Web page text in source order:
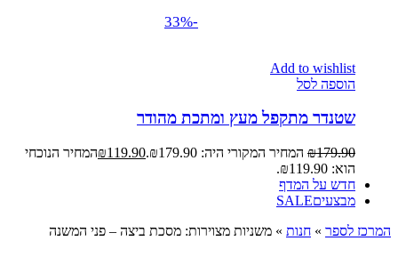
-33%
Add to wishlist
הוספה לסל
שטנדר מתקפל מעץ ומתכת מהודר
₪179.90 המחיר המקורי היה: ₪179.90. ₪119.90
המחיר הנוכחי
הוא: ₪119.90.
חדש על המדף
מבצעיםSALE
המרכז לספר » חנות » משניות מצוירות: מסכת ביצה – פני המשנה